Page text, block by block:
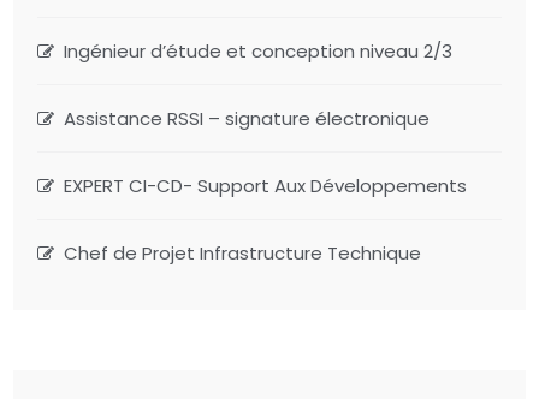
Ingénieur d’étude et conception niveau 2/3
Assistance RSSI – signature électronique
EXPERT CI-CD- Support Aux Développements
Chef de Projet Infrastructure Technique